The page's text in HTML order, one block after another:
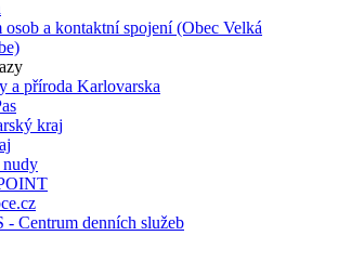
osob a kontaktní spojení (Obec Velká
a příroda Karlovarska
kraj
- Centrum denních služeb